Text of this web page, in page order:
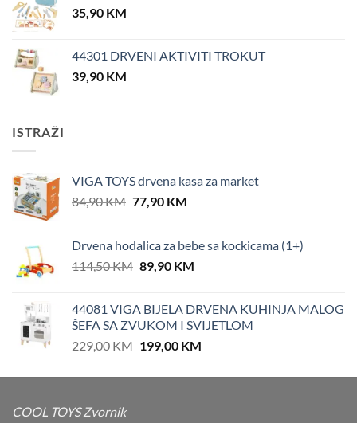
35,90 KM
44301 DRVENI AKTIVITI TROKUT
39,90 KM
ISTRAŽI
VIGA TOYS drvena kasa za market
84,90KM Original
84,90 KM.
77,90 KMCurrent
77,90 KM.
Drvena hodalica za bebe sa kockicama (1+)
114,50KM Original
114,50 KM.
89,90 KMCurrent
89,90 KM.
44081 VIGA BIJELA DRVENA KUHINJA MALOG
ŠEFA SA ZVUKOM I SVIJETLOM
229,00KM Original
was:
199,00 KMCurrent
is:
COOL TOYS Zvornik